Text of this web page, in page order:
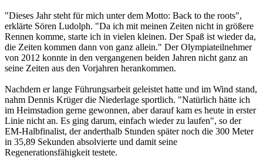
"Dieses Jahr steht für mich unter dem Motto: Back to the roots",
erklärte Sören Ludolph. "Da ich mit meinen Zeiten nicht in größere
Rennen komme, starte ich in vielen kleinen. Der Spaß ist wieder da,
die Zeiten kommen dann von ganz allein." Der Olympiateilnehmer
von 2012 konnte in den vergangenen beiden Jahren nicht ganz an
seine Zeiten aus den Vorjahren herankommen.
Nachdem er lange Führungsarbeit geleistet hatte und im Wind stand,
nahm Dennis Krüger die Niederlage sportlich. "Natürlich hätte ich
im Heimstadion gerne gewonnen, aber darauf kam es heute in erster
Linie nicht an. Es ging darum, einfach wieder zu laufen", so der
EM-Halbfinalist, der anderthalb Stunden später noch die 300 Meter
in 35,89 Sekunden absolvierte und damit seine
Regenerationsfähigkeit testete.